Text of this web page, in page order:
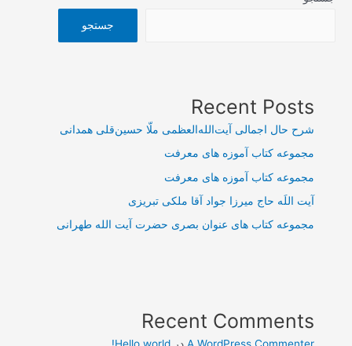
جستجو
Recent Posts
شرح حال اجمالی آیت‌الله‌العظمی ملّا حسین‌قلی همدانی
مجموعه کتاب آموزه های معرفت
مجموعه کتاب آموزه های معرفت
آیت اللَه حاج میرزا جواد آقا ملکی تبریزی
مجموعه کتاب های عنوان بصری حضرت آیت الله طهرانی
Recent Comments